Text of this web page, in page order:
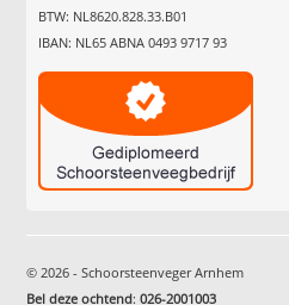
BTW: NL8620.828.33.B01
IBAN: NL65 ABNA 0493 9717 93
© 2026 - Schoorsteenveger Arnhem
Bel deze ochtend:026-2001003